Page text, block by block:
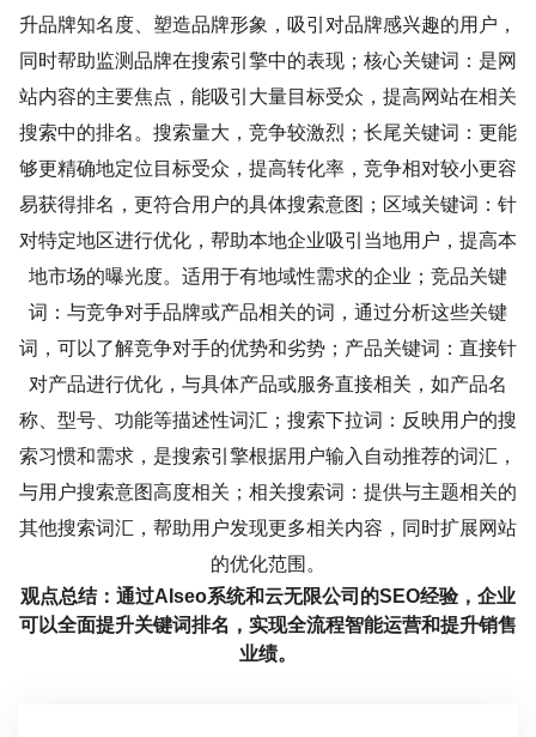
升品牌知名度、塑造品牌形象，吸引对品牌感兴趣的用户，
同时帮助监测品牌在搜索引擎中的表现；核心关键词：是网
站内容的主要焦点，能吸引大量目标受众，提高网站在相关
搜索中的排名。搜索量大，竞争较激烈；长尾关键词：更能
够更精确地定位目标受众，提高转化率，竞争相对较小更容
易获得排名，更符合用户的具体搜索意图；区域关键词：针
对特定地区进行优化，帮助本地企业吸引当地用户，提高本
地市场的曝光度。适用于有地域性需求的企业；竞品关键
词：与竞争对手品牌或产品相关的词，通过分析这些关键
词，可以了解竞争对手的优势和劣势；产品关键词：直接针
对产品进行优化，与具体产品或服务直接相关，如产品名
称、型号、功能等描述性词汇；搜索下拉词：反映用户的搜
索习惯和需求，是搜索引擎根据用户输入自动推荐的词汇，
与用户搜索意图高度相关；相关搜索词：提供与主题相关的
其他搜索词汇，帮助用户发现更多相关内容，同时扩展网站
的优化范围。
观点总结：通过AIseo系统和云无限公司的SEO经验，企业
可以全面提升关键词排名，实现全流程智能运营和提升销售
业绩。